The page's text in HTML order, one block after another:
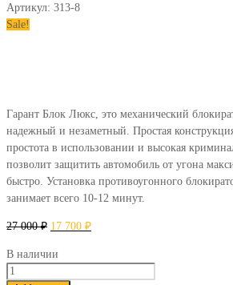
Артикул: 313-8
Sale!
Гарант Блок Люкс, это механический
надежный и незаметный. Простая
простота в использовании и высокая
позволит защитить автомобиль от угона
быстро. Установка противоугонного
занимает всего 10-12 минут.
27 000₽ 17 700 ₽
В наличии
Блокиратор